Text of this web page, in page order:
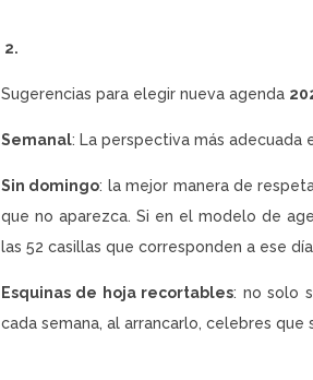
2.
Sugerencias para elegir nueva agenda
Semanal: La perspectiva más adecuada
Sin domingo: la mejor manera de
que no aparezca. Si en el modelo de
las 52 casillas que corresponden a ese
Esquinas de hoja recortables: no solo
cada semana, al arrancarlo, celebres